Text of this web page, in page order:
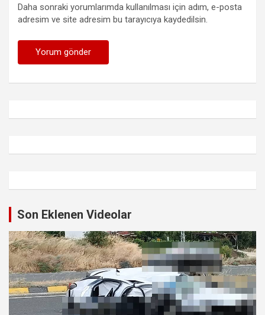
Daha sonraki yorumlarımda kullanılması için adım, e-posta
adresim ve site adresim bu tarayıcıya kaydedilsin.
Son Eklenen Videolar